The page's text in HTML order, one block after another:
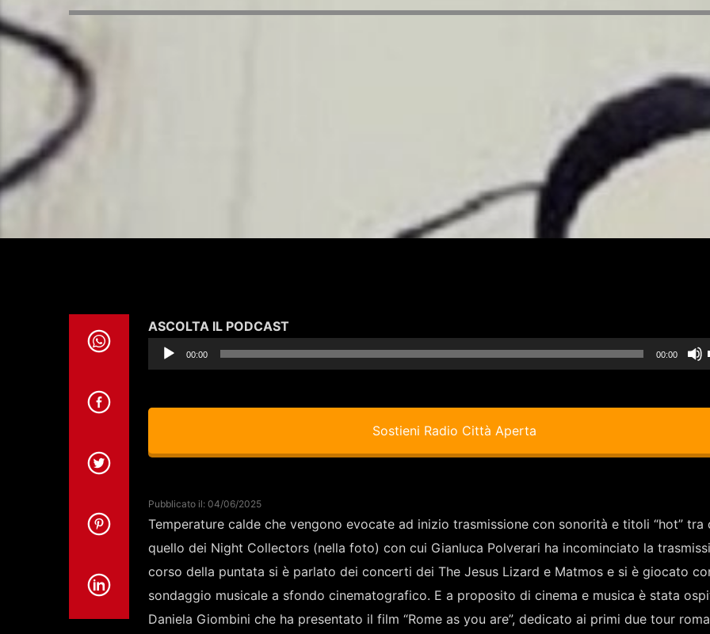
ASCOLTA IL PODCASTAudio
Player
00:00 00:00
i
Sostieni Radio Città Aperta
Pubblicato il: 04/06/2025
Temperature calde che vengono evocate ad inizio trasmissione con sonorità e titoli “hot” tra
quello dei Night Collectors (nella foto) con cui Gianluca Polverari ha incominciato la
corso della puntata si è parlato dei concerti dei The Jesus Lizard e Matmos e si è giocato
sondaggio musicale a sfondo cinematografico. E a proposito di cinema e musica è stata
Daniela Giombini che ha presentato il film “Rome as you are”, dedicato ai primi due tour